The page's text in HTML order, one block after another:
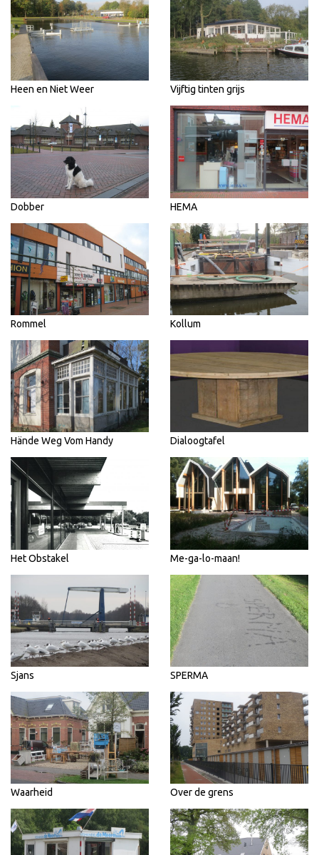
Heen en Niet Weer Vijftig tinten grijs
Dobber HEMA
Rommel Kollum
Hände Weg Vom Handy Dialoogtafel
Het Obstakel Me-ga-lo-maan!
Sjans SPERMA
Waarheid Over de grens